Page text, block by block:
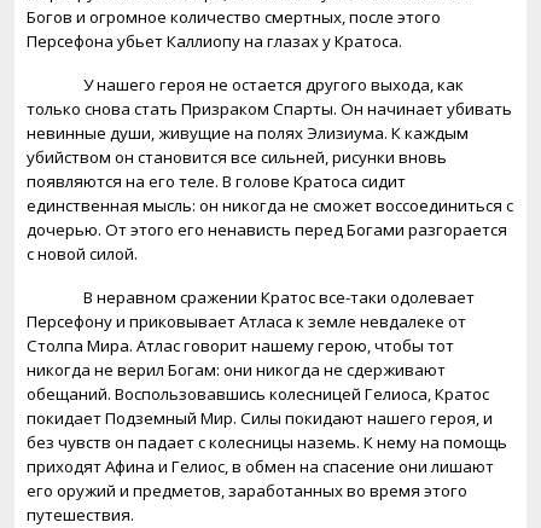
Богов и огромное количество смертных, после этого
Персефона убьет Каллиопу на глазах у Кратоса.
У нашего героя не остается другого выхода, как
только снова стать Призраком Спарты. Он начинает убивать
невинные души, живущие на полях Элизиума. К каждым
убийством он становится все сильней, рисунки вновь
появляются на его теле. В голове Кратоса сидит
единственная мысль: он никогда не сможет воссоединиться с
дочерью. От этого его ненависть перед Богами разгорается
с новой силой.
В неравном сражении Кратос все-таки одолевает
Персефону и приковывает Атласа к земле невдалеке от
Столпа Мира. Атлас говорит нашему герою, чтобы тот
никогда не верил Богам: они никогда не сдерживают
обещаний. Воспользовавшись колесницей Гелиоса, Кратос
покидает Подземный Мир. Силы покидают нашего героя, и
без чувств он падает с колесницы наземь. К нему на помощь
приходят Афина и Гелиос, в обмен на спасение они лишают
его оружий и предметов, заработанных во время этого
путешествия.